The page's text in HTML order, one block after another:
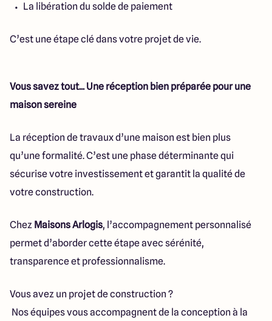
La libération du solde de paiement
C’est une étape clé dans votre projet de vie.
Vous savez tout... Une réception bien préparée pour une
maison sereine
La réception de travaux d’une maison est bien plus
qu’une formalité. C’est une phase déterminante qui
sécurise votre investissement et garantit la qualité de
votre construction.
Chez Maisons Arlogis, l’accompagnement personnalisé
permet d’aborder cette étape avec sérénité,
transparence et professionnalisme.
Vous avez un projet de construction ?
Nos équipes vous accompagnent de la conception à la